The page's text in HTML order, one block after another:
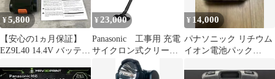
¥5,800
【安心の1ヵ月保証】
EZ9L40 14.4V バッテリ
オン電池 互換品
¥ 23,000
Panasonic 工事用 充電
サイクロン式クリーナ
ー（黒）本体のみ
EZ37A5X-B
¥ 14,000
パナソニック リチウム
イオン電池パック